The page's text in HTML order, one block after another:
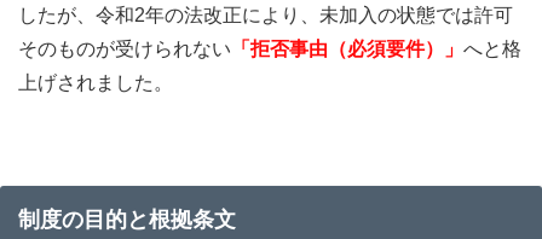
したが、令和2年の法改正により、未加入の状態では許可
そのものが受けられない 「拒否事由（必須要件）」 へと格
上げされました。
制度の目的と根拠条文